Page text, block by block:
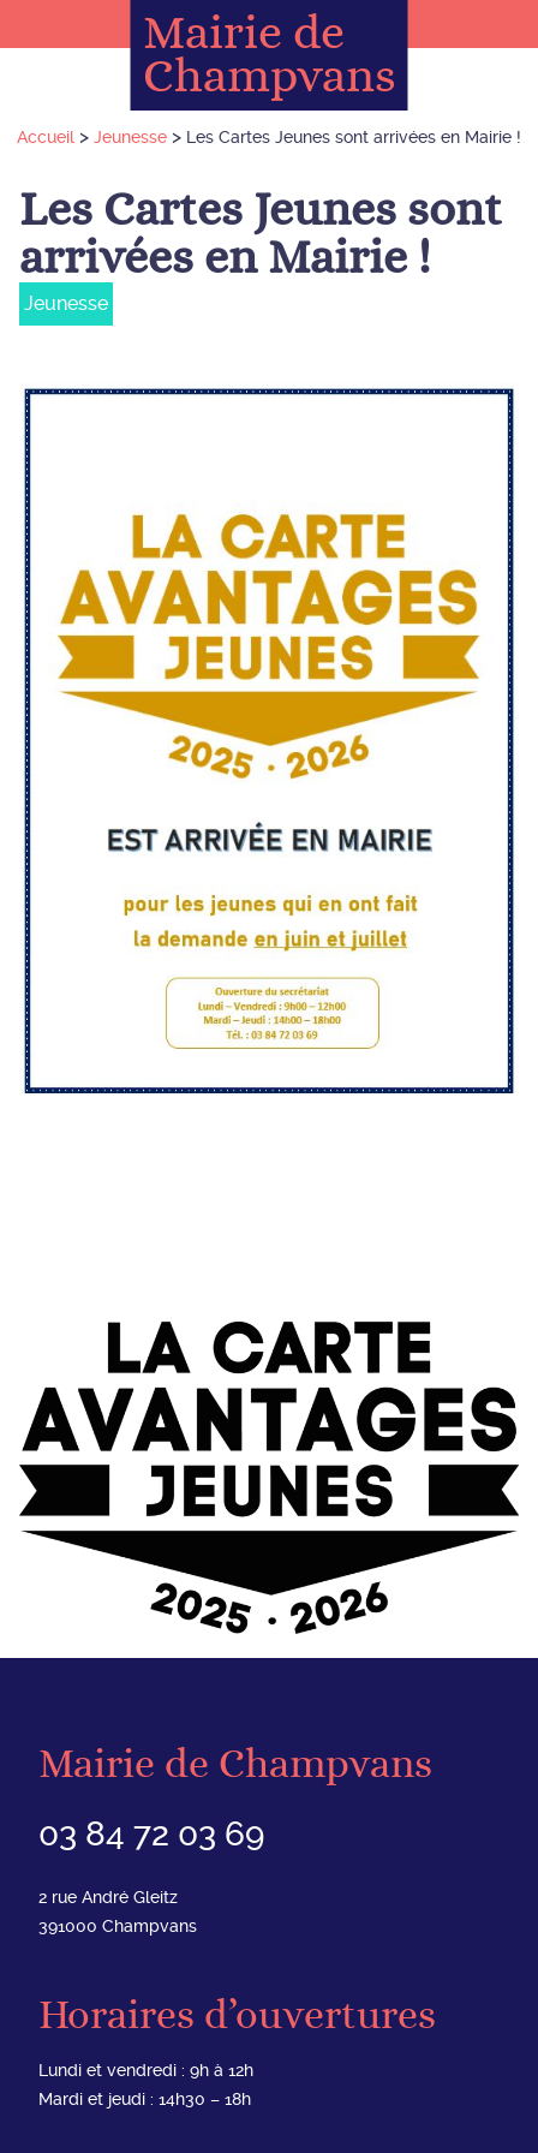
Mairie de
Champvans
Accueil > Jeunesse > Les Cartes Jeunes sont arrivées en Mairie !
Les Cartes Jeunes sont
arrivées en Mairie !
Jeunesse
Mairie de Champvans
03 84 72 03 69
2 rue André Gleitz
391000 Champvans
Horaires d’ouvertures
Lundi et vendredi : 9h à 12h
Mardi et jeudi : 14h30 – 18h